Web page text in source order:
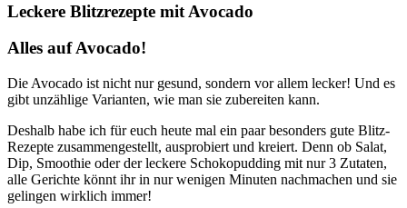
Leckere Blitzrezepte mit Avocado
Alles auf Avocado!
Die Avocado ist nicht nur gesund, sondern vor allem lecker! Und es
gibt unzählige Varianten, wie man sie zubereiten kann.
Deshalb habe ich für euch heute mal ein paar besonders gute Blitz-
Rezepte zusammengestellt, ausprobiert und kreiert. Denn ob Salat,
Dip, Smoothie oder der leckere Schokopudding mit nur 3 Zutaten,
alle Gerichte könnt ihr in nur wenigen Minuten nachmachen und sie
gelingen wirklich immer!